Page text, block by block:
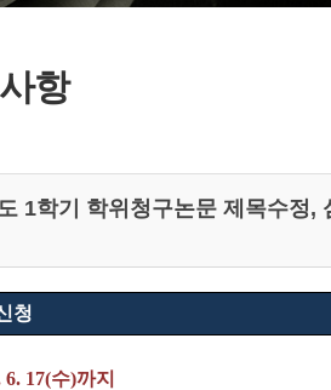
항
1학기 학위청구논문 제목수정,
청
6. 17(수)까지